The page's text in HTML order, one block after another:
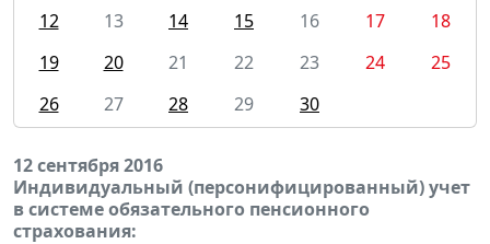
12
13 14 15 16 17
18
19
20 21 22 23 24
25
26
27 28 29 30
12 сентября 2016
Индивидуальный (персонифицированный) учет
в системе обязательного пенсионного
страхования: